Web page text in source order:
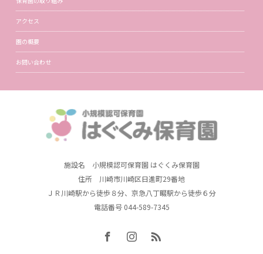
アクセス
園の概要
お問い合わせ
施設名 小規模認可保育園 はぐくみ保育園
住所 川崎市川崎区日進町29番地
ＪＲ川崎駅から徒歩８分、京急八丁畷駅から徒歩６分
電話番号 044-589-7345